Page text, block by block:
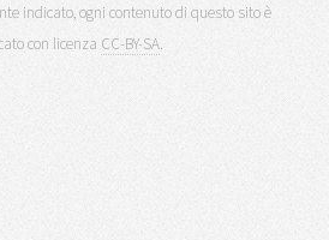
indicato, ogni contenuto di questo sito è
con licenza CC-BY-SA.